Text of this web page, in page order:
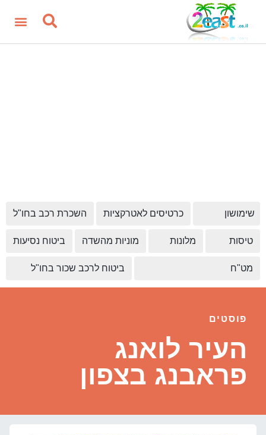
שימושון כרטיסים לאטרקציות השכרת רכב בחו"ל
טיסות מלונות מוניות מהשדה ביטוח נסיעות
מט"ח ביטוח לרכב שכור בחו"ל
פוסטים
העיר לואנג
פראבנג בצפון